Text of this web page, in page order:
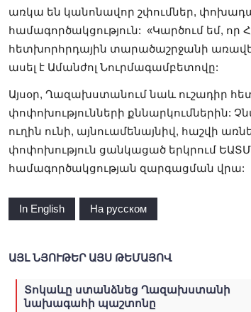
առկա են կանոնավոր շփումներ,
համագործակցություն: «Կարծում եմ,
հետխորհրդային տարածաշրջանի
ասել է Ամանժոլ Նուրմագամբետովը:
Այսօր, Ղազախստանում նաև ուշադիր
փոփոխությունների քննարկումներին:
ուղին ունի, այնուամենայնիվ, հաշվի
փոփոխություն ցանկացած երկրում ԵԱՏՄ
համագործակցության զարգացման վրա:
In English На русском
ԱՅԼ ՆՅՈՒԹԵՐ ԱՅՍ ԹԵՄԱՅՈՎ
Տոկաևը ստանձնեց Ղազախստանի
նախագահի պաշտոնը